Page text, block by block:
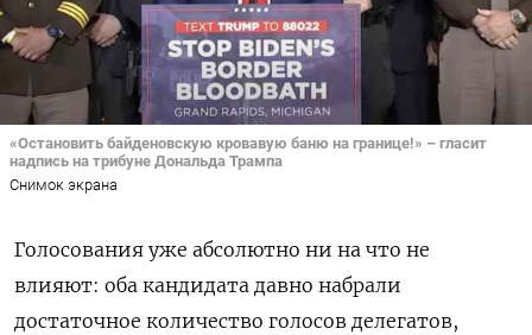
«Остановить байденовскую кровавую баню на границе!» – гласит
надпись на трибуне Дональда Трампа
Снимок экрана
Голосования уже абсолютно ни на что не
влияют: оба кандидата давно набрали
достаточное количество голосов делегатов,